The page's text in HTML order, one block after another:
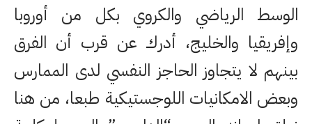
الوسط الرياضي والكروي بكل من أوروبا
وإفريقيا والخليج، أدرك عن قرب أن الفرق
بينهم لا يتجاوز الحاجز النفسي لدى الممارس
وبعض الامكانيات اللوجستيكية طبعا، من هنا